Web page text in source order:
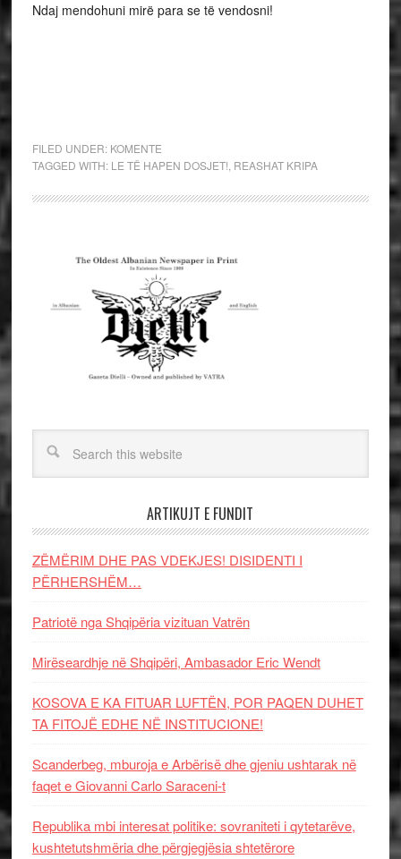
Ndaj mendohuni mirë para se të vendosni!
FILED UNDER: KOMENTE
TAGGED WITH: LE TË HAPEN DOSJET! REASHAT KRIPA
ARTIKUJT E FUNDIT
ZËMËRIM DHE PAS VDEKJES! DISIDENTI I
PËRHERSHËM…
Patriotë nga Shqipëria vizituan Vatrën
Mirëseardhje në Shqipëri, Ambasador Eric Wendt
KOSOVA E KA FITUAR LUFTËN, POR PAQEN DUHET
TA FITOJË EDHE NË INSTITUCIONE!
Scanderbeg, mburoja e Arbërisë dhe gjeniu ushtarak në
faqet e Giovanni Carlo Saraceni-t
Republika mbi interesat politike: sovraniteti i qytetarëve,
kushtetutshmëria dhe përgjegjësia shtetërore